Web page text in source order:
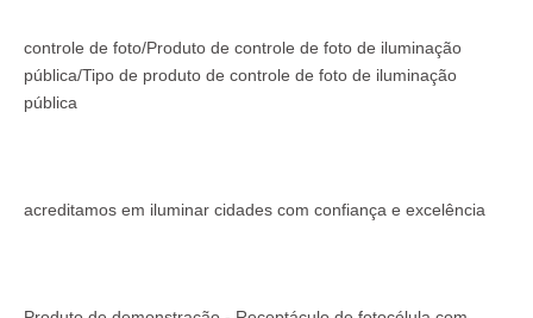
controle de foto/Produto de controle de foto de iluminação
pública/Tipo de produto de controle de foto de iluminação
pública
acreditamos em iluminar cidades com confiança e excelência